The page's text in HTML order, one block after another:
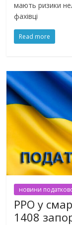
мають ризики
фахівці
Read more
новини
РРО у
1408